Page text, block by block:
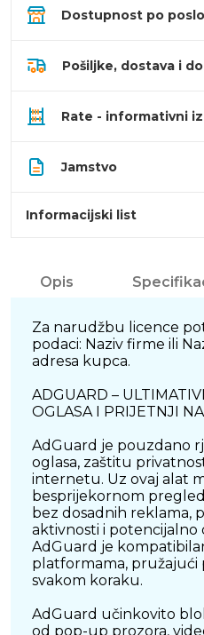
Dostupnost po
Pošiljke, dostava i
Rate - informativni
Jamstvo
Informacijski list
Opis
Za narudžbu licence
podaci: Naziv firme ili
adresa kupca.
ADGUARD –
OGLASA I PRIJETNJI
AdGuard je pouzdano
oglasa, zaštitu
internetu. Uz ovaj alat
besprijekornom
bez dosadnih reklama,
aktivnosti i potencijalno
AdGuard je
platformama,
svakom koraku.
AdGuard učinkovito
od pop-up prozora,